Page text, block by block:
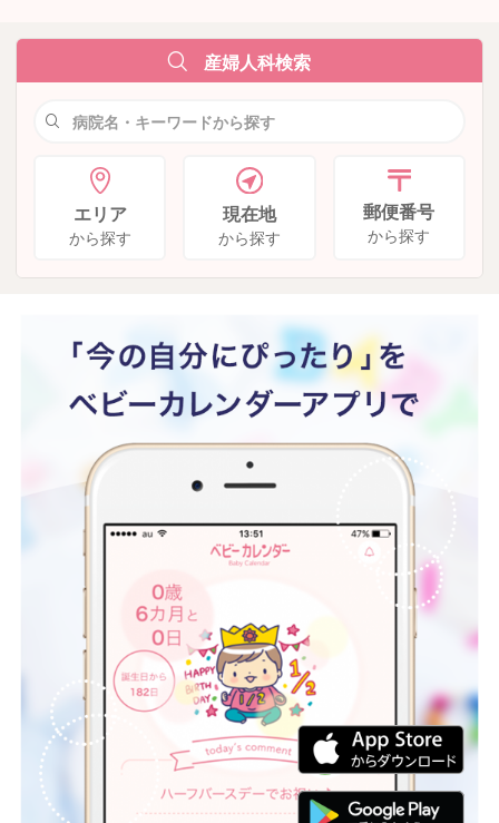
産婦人科検索
エリア
から探す
現在地
から探す
郵便番号
から探す